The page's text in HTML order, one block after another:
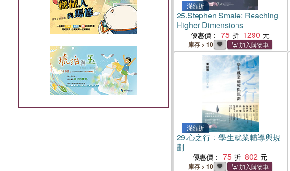
滿額折
25.Stephen Smale: Reaching
Higher Dimensions
優惠價： 75 1290
庫存 > 10
滿額折
29.心之行：學生就業輔導與規
劃
優惠價： 75 802
庫存 > 10